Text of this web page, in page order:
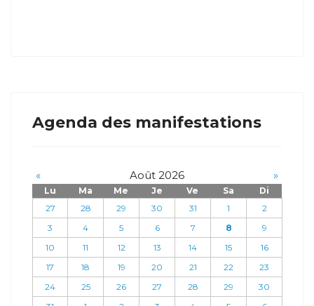
Agenda des manifestations
« Août 2026 »
Lu Ma Me Je Ve Sa
Di
27
28 29 30 31 1
2
3
4 5 6 7 8
9
10
11 12 13 14 15
16
17
18 19 20 21 22
23
24
25 26 27 28 29
30